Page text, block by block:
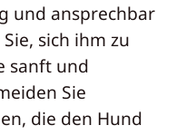
und ansprechbar
sich ihm zu
sanft und
Sie
die den Hund